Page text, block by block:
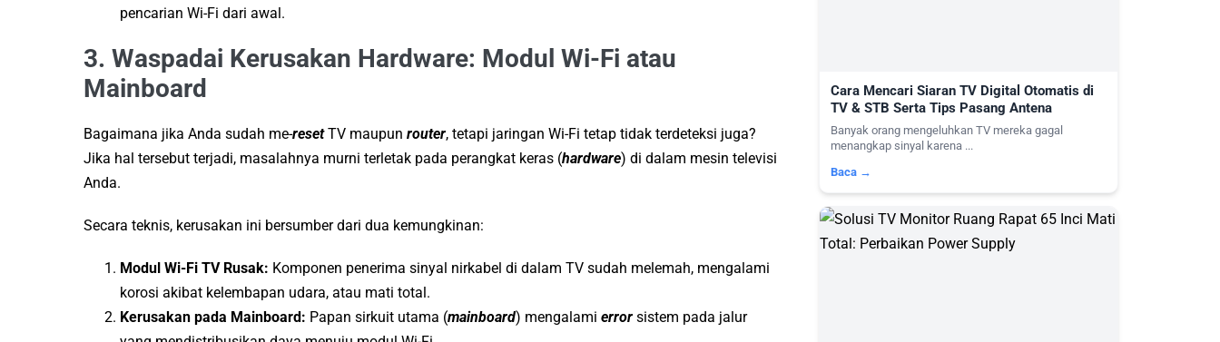
pencarian Wi-Fi dari awal.
3. Waspadai Kerusakan Hardware: Modul Wi-Fi atau
Mainboard
Bagaimana jika Anda sudah me-resetTV maupun router, tetapi jaringan Wi-Fi tetap tidak terdeteksi juga?
Jika hal tersebut terjadi, masalahnya murni terletak pada perangkat keras (hardware) di dalam mesin televisi
Anda.
Secara teknis, kerusakan ini bersumber dari dua kemungkinan:
Modul Wi-Fi TV Rusak: Komponen penerima sinyal nirkabel di dalam TV sudah melemah, mengalami
korosi akibat kelembapan udara, atau mati total.
Kerusakan pada Mainboard: Papan sirkuit utama (mainboard) mengalami error sistem pada jalur
Cara Mencari Siaran TV Digital Otomatis di
TV & STB Serta Tips Pasang Antena
Banyak orang mengeluhkan TV mereka gagal
menangkap sinyal karena ...
Baca →